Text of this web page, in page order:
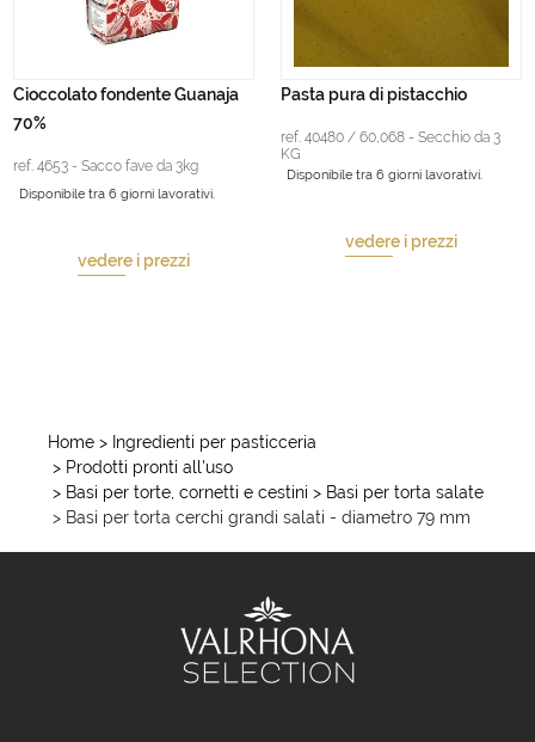
Cioccolato fondente Guanaja
70%
ref. 4653 - Sacco fave da 3kg
Disponibile tra 6 giorni lavorativi.
vedere i prezzi
Pasta pura di pistacchio
ref. 40480 / 60,068 - Secchio da 3
KG
Disponibile tra 6 giorni lavorativi.
vedere i prezzi
Home > Ingredienti per pasticceria
> Prodotti pronti all'uso
> Basi per torte, cornetti e cestini > Basi per torta salate
> Basi per torta cerchi grandi salati - diametro 79 mm